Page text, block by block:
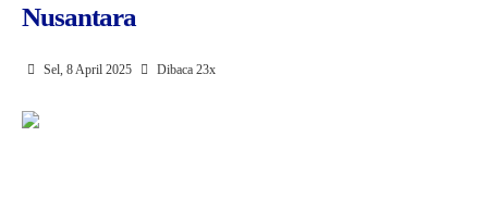
PENGUMUMAN KELULUSAN
SPMB 2026
Nusantara
Sel, 8 April 2025 Dibaca 23x